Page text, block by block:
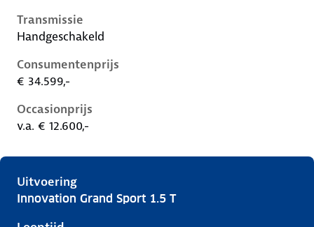
Transmissie
Handgeschakeld
Consumentenprijs
€ 34.599,-
Occasionprijs
v.a. € 12.600,-
Uitvoering
Opel Insignia b, grand sport 1.5 t, 103 kW, Benzine, 5
Innovation Grand Sport 1.5 T